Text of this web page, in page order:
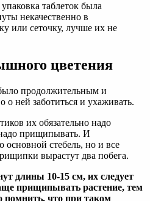
таблеток была
некачественно в
или сеточку, лучше их не
цветения
продолжительным и
о ней заботиться и ухаживать.
их обязательно надо
прищипывать. И
стебель, но и все
вырастут два побега.
длины 10-15 см, их следует
прищипывать растение, тем
помнить, что при таком